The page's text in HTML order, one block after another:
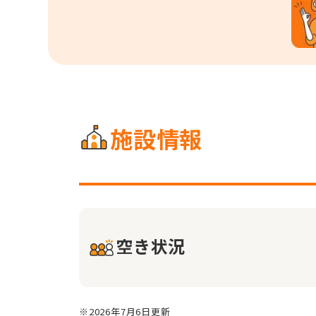
施設情報
空き状況
※2026年7月6日更新